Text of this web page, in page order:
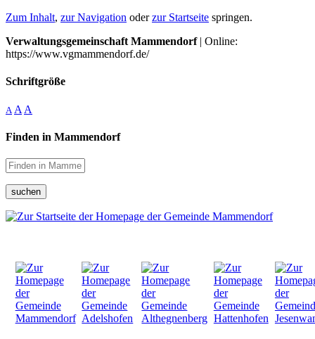
Zum Inhalt, zur Navigation oderzur Startseite springen.
Verwaltungsgemeinschaft Mammendorf| Online:
https://www.vgmammendorf.de/
Schriftgröße
A A A
Finden in Mammendorf
suchen